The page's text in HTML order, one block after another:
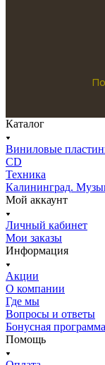
Каталог
Виниловые
CD
Техника
Калининград.
Мой аккаунт
Личный кабинет
Мои заказы
Информация
Акции
О компании
Где мы
Вопросы и ответы
Бонусная программа
Помощь